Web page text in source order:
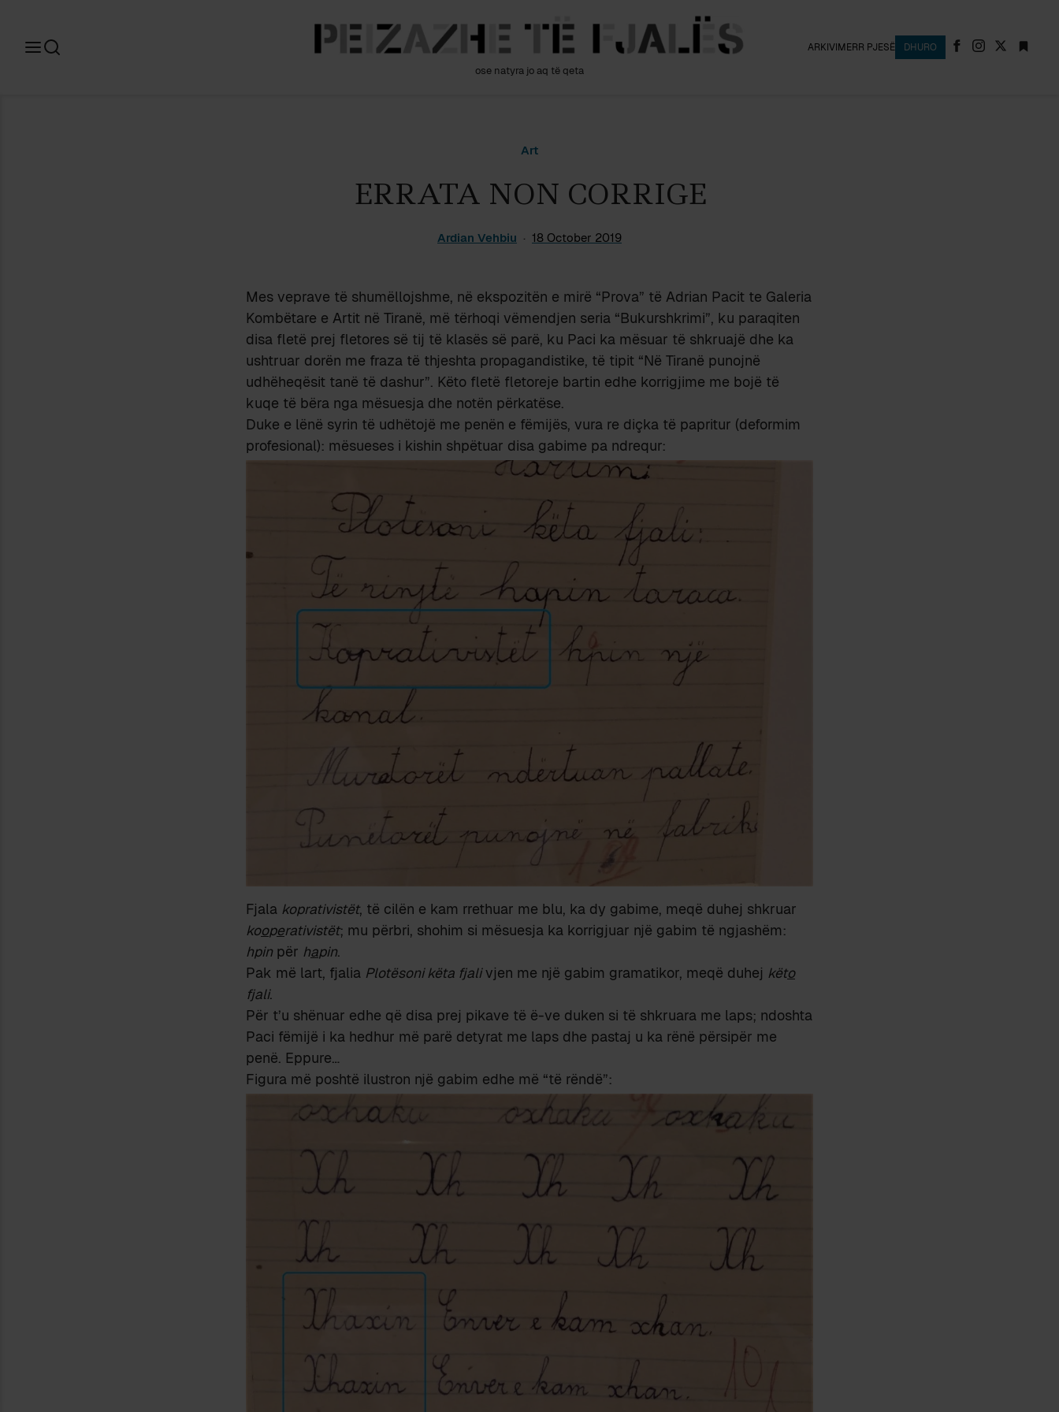
ose natyra jo aq të qeta
ARKIVIMERR PJESË DHURO
Art
ERRATA NON CORRIGE
Ardian Vehbiu 18 October 2019
Mes veprave të shumëllojshme, në ekspozitën e mirë “Prova” të Adrian Pacit te Galeria
Kombëtare e Artit në Tiranë, më tërhoqi vëmendjen seria “Bukurshkrimi”, ku paraqiten
disa fletë prej fletores së tij të klasës së parë, ku Paci ka mësuar të shkruajë dhe ka
ushtruar dorën me fraza të thjeshta propagandistike, të tipit “Në Tiranë punojnë
udhëheqësit tanë të dashur”. Këto fletë fletoreje bartin edhe korrigjime me bojë të
kuqe të bëra nga mësuesja dhe notën përkatëse.
Duke e lënë syrin të udhëtojë me penën e fëmijës, vura re diçka të papritur (deformim
profesional): mësueses i kishin shpëtuar disa gabime pa ndrequr:
Fjala koprativistët, të cilën e kam rrethuar me blu, ka dy gabime, meqë duhej shkruar
kooperativistët; mu përbri, shohim si mësuesja ka korrigjuar një gabim të ngjashëm:
hpin për hapin.
Pak më lart, fjalia Plotësoni këta fjalivjen me një gabim gramatikor, meqë duhej këto
fjali.
Për t’u shënuar edhe që disa prej pikave të ë-ve duken si të shkruara me laps; ndoshta
Paci fëmijë i ka hedhur më parë detyrat me laps dhe pastaj u ka rënë përsipër me
penë. Eppure…
Figura më poshtë ilustron një gabim edhe më “të rëndë”: